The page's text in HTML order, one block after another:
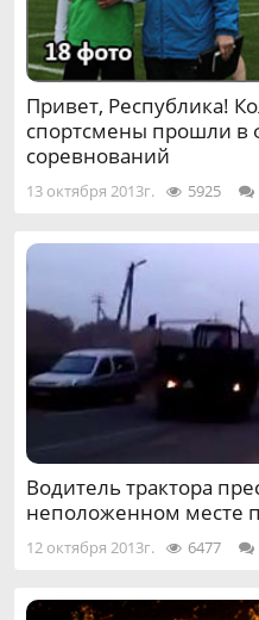
Привет, Республика!
спортсмены прошли в
соревнований
13 октября 2013г. 5925
Водитель трактора
неположенном месте
12 октября 2013г. 6477